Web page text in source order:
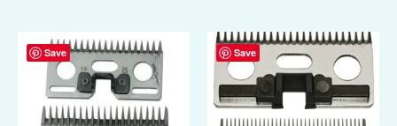
Save Save